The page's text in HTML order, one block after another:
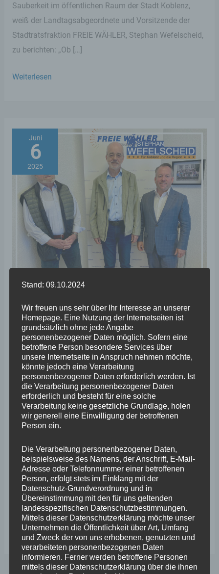
Sauberkeit im öffentlichen Raum der Stadt Koblenz,
weiß der Landtagsabgeordnete und Vorsitzende der
Stadtratsfraktion FREIE WÄHLER, Stephan Wefelscheid,
zu berichten: „Ob […]
Wefelscheid
glänzt“
Weiterlesen
Juni
6
2025
Yacht-Club Rheinlache e.V. zu
Gast bei Stephan Wefelscheid
Allgemein,Stephan Wefelscheid
Rheinlache verlandet zusehends – Wefelscheid sieht
dringenden Handlungsbedarf Koblenz. Seit jeher ist der
Rhein ein beliebtes Gewässer für den Wassersport. Das
eine Anlage im alten Rheinarm und damit mitten in der
Koblenzer Südstadt betreibt. Bei einem Gespräch mit
dem Koblenzer Landtagsabgeordneten Stephan
Wefelscheid berichten Vertreter des Vereins
Yacht-
Club
Rheinlache
Weiterlesen
Stand: 09.10.2024
Wir freuen uns sehr über Ihr Interesse an unserer
Homepage. Eine Nutzung der Internetseiten ist
grundsätzlich ohne jede Angabe
personenbezogener Daten möglich. Sofern eine
betroffene Person besondere Services über
unsere Internetseite in Anspruch nehmen möchte,
könnte jedoch eine Verarbeitung
personenbezogener Daten erforderlich werden. Ist
die Verarbeitung personenbezogener Daten
erforderlich und besteht für eine solche
Verarbeitung keine gesetzliche Grundlage, holen
wir generell eine Einwilligung der betroffenen
Person ein.
Die Verarbeitung personenbezogener Daten,
beispielsweise des Namens, der Anschrift, E-Mail-
Adresse oder Telefonnummer einer betroffenen
Person, erfolgt stets im Einklang mit der
Datenschutz-Grundverordnung und in
Übereinstimmung mit den für uns geltenden
landesspezifischen Datenschutzbestimmungen.
Mittels dieser Datenschutzerklärung möchte unser
Unternehmen die Öffentlichkeit über Art, Umfang
und Zweck der von uns erhobenen, genutzten und
verarbeiteten personenbezogenen Daten
informieren. Ferner werden betroffene Personen
mittels dieser Datenschutzerklärung über die ihnen